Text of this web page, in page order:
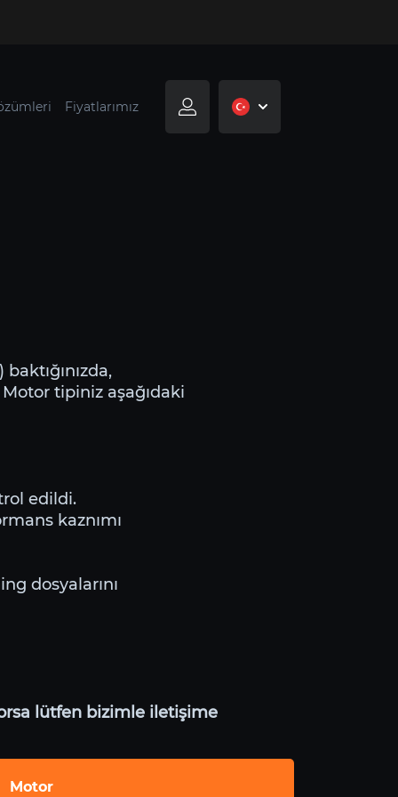
Fiyatlarımız
tipiniz aşağıdaki
edildi.
kaznımı
dosyalarını
lütfen bizimle iletişime
Motor